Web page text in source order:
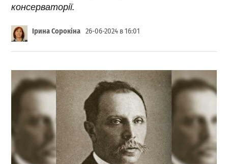
консерваторії.
Ірина Сорокіна 26-06-2024 в 16:01